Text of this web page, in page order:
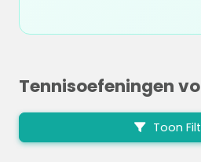
Tennisoefeningen
Toon